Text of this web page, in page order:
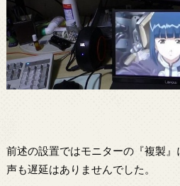
前述の設置ではモニターの『複製
声も遅延はありませんでした。